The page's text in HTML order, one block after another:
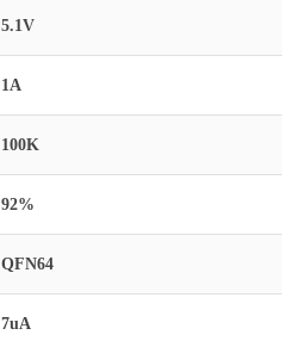
5.1V
1A
100K
92%
QFN64
7uA